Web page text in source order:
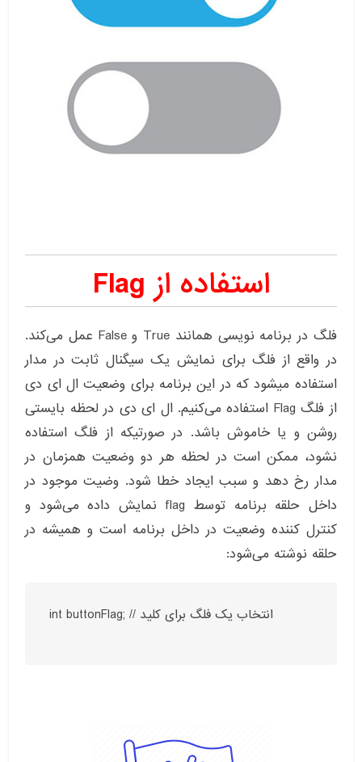
استفاده از Flag
فلگ در برنامه نویسی همانند True و False عمل ‌می‌کند.
در واقع از فلگ برای نمایش یک سیگنال ثابت در مدار
استفاده میشود که در این برنامه برای وضعیت ال ای دی
از فلگ Flag استفاده می‌کنیم. ال ای دی در لحظه بایستی
روشن و یا خاموش باشد. در صورتیکه از فلگ استفاده
نشود، ممکن است در لحظه هر دو وضعیت همزمان در
مدار رخ دهد و سبب ایجاد خطا شود. وضیت موجود در
داخل حلقه برنامه توسط flag نمایش داده می‌شود و
کنترل کننده وضعیت در داخل برنامه است و همیشه در
حلقه نوشته می‌شود:
int buttonFlag; // انتخاب یک فلگ برای کلید